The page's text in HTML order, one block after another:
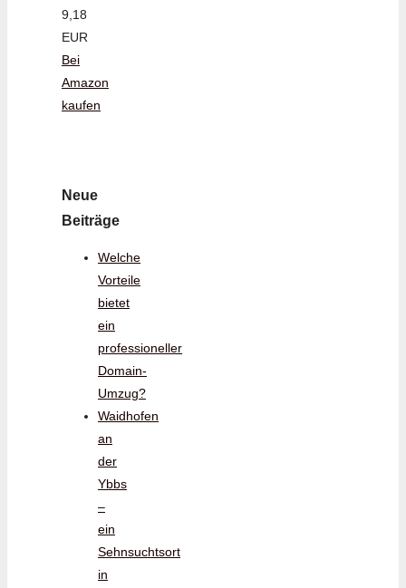
9,18
EUR
Bei
Amazon
kaufen
Neue
Beiträge
Welche
Vorteile
bietet
ein
professioneller
Domain-
Umzug?
Waidhofen
an
der
Ybbs
–
ein
Sehnsuchtsort
in